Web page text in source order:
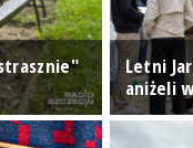
Letni
aniżeli